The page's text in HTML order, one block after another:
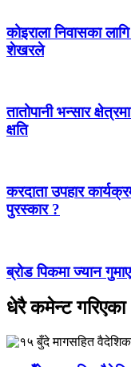
कोइराला निवासका
शेखरले
तातोपानी भन्सार
क्षति
करदाता उपहार
पुरस्कार ?
ब्रोड पिकमा ज्यान
धेरै कमेन्ट गरिएका